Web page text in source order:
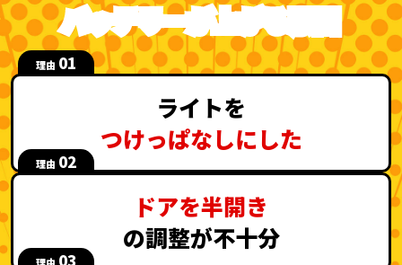
バッテリーが上がる原因
理由 01
ライトを
つけっぱなしにした
理由 02
ドアを半開き
の調整が不十分
理由 03